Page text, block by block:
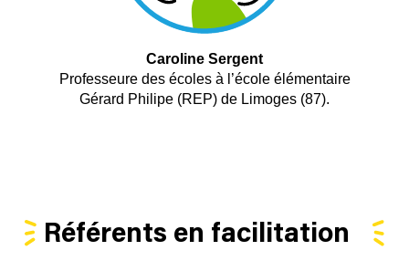
Caroline Sergent
Professeure des écoles à l’école élémentaire
Gérard Philipe (REP) de Limoges (87).
Référents en facilitation